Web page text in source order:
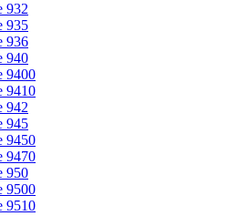
932
935
936
940
9400
9410
942
945
9450
9470
950
9500
9510